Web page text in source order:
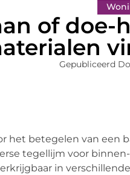
of doe-
Gepubliceerd
het betegelen van een
tegellijm voor
in